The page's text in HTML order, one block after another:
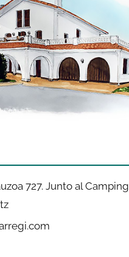
727. Junto al Camping